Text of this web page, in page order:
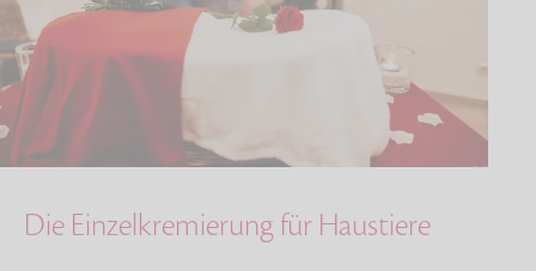
Die Einzelkremierung für Haustiere